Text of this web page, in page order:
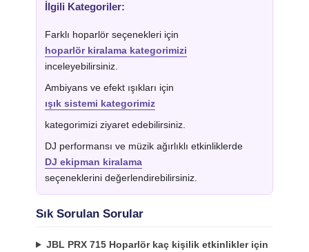
İlgili Kategoriler:
Farklı hoparlör seçenekleri için
hoparlör kiralama kategorimizi
inceleyebilirsiniz.
Ambiyans ve efekt ışıkları için
ışık sistemi kategorimiz
kategorimizi ziyaret edebilirsiniz.
DJ performansı ve müzik ağırlıklı etkinliklerde
DJ ekipman kiralama
seçeneklerini değerlendirebilirsiniz.
Sık Sorulan Sorular
JBL PRX 715 Hoparlör kaç kişilik etkinlikler için